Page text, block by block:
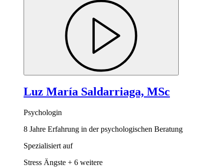
Luz María Saldarriaga, MSc
Psychologin
8 Jahre Erfahrung in der psychologischen Beratung
Spezialisiert auf
Stress Ängste + 6 weitere